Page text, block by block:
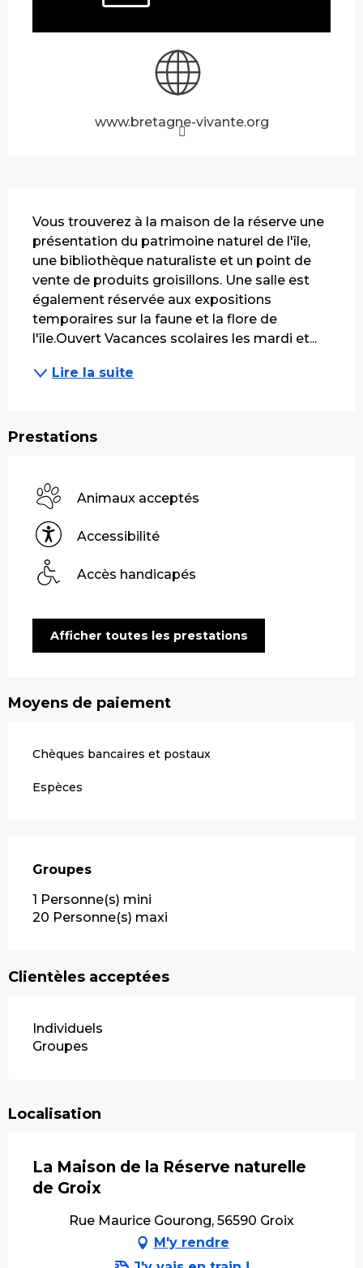
www.bretagne-vivante.org
Vous trouverez à la maison de la réserve une
présentation du patrimoine naturel de l'île,
une bibliothèque naturaliste et un point de
vente de produits groisillons. Une salle est
également réservée aux expositions
temporaires sur la faune et la flore de
l'île.Ouvert Vacances scolaires les mardi et...
Lire la suite
Prestations
Animaux acceptés
Accessibilité
Accès handicapés
Afficher toutes les prestations
Moyens de paiement
Chèques bancaires et postaux
Espèces
Groupes
Groupes
1 Personne(s) mini
20 Personne(s) maxi
Clientèles acceptées
Individuels
Groupes
Localisation
La Maison de la Réserve naturelle
de Groix
Rue Maurice Gourong, 56590 Groix
M'y rendre